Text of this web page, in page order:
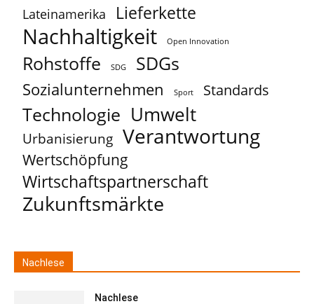
Lateinamerika Lieferkette
Nachhaltigkeit Open Innovation
Rohstoffe SDG SDGs
Sozialunternehmen Sport Standards
Technologie Umwelt
Urbanisierung Verantwortung
Wertschöpfung
Wirtschaftspartnerschaft
Zukunftsmärkte
Nachlese
Nachlese